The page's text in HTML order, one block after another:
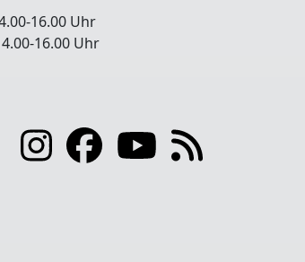
16.00 Uhr
16.00 Uhr